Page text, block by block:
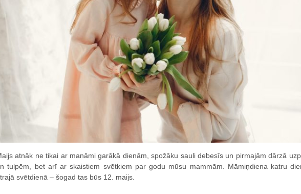
atnāk ne tikai ar manāmi garākā dienām, spožāku sauli debesīs un pirmajām dārzā
tulpēm, bet arī ar skaistiem svētkiem par godu mūsu mammām. Māmiņdiena katru
svētdienā – šogad tas būs 12. maijs.